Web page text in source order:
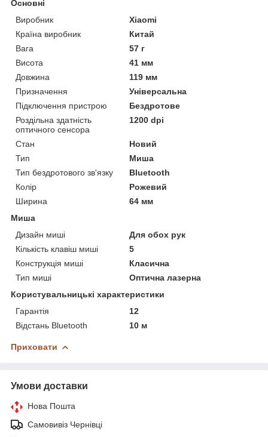
Основні
Виробник
Xiaomi
Країна виробник
Китай
Вага
57 г
Висота
41 мм
Довжина
119 мм
Призначення
Універсальна
Підключення пристрою
Бездротове
Роздільна здатність
оптичного сенсора
1200 dpi
Стан
Новий
Тип
Миша
Тип бездротового зв'язку
Bluetooth
Колір
Рожевий
Ширина
64 мм
Миша
Дизайн миші
Для обох рук
Кількість клавіш миші
5
Конструкція миші
Класична
Тип миші
Оптична лазерна
Користувальницькі характеристики
Гарантія
12
Відстань Bluetooth
10 м
Приховати
Умови доставки
Нова Пошта
Самовивіз Чернівці